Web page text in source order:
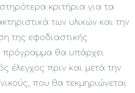
κριτήρια για τα
των υλικών και την
της εφοδιαστικής
πρόγραμμα θα υπάρχει
έλεγχος πριν και μετά την
που θα τεκμηριώνεται